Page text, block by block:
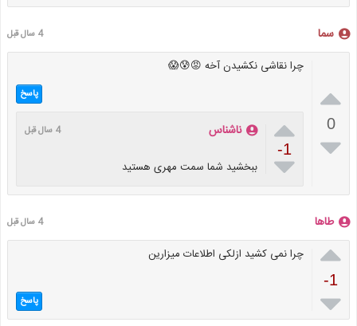
سما 4 سال قبل

0

چرا نقاشی نکشیدن آخه 😡😰😱
پاسخ

-1

ناشناس 4 سال قبل
ببخشید شما سمت مهری هستید
طاها 4 سال قبل

-1

چرا نمی کشید ازلکی اطلاعات میزارین
پاسخ